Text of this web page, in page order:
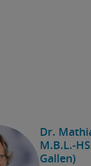
Dr.
M.B.L.-
Gallen)